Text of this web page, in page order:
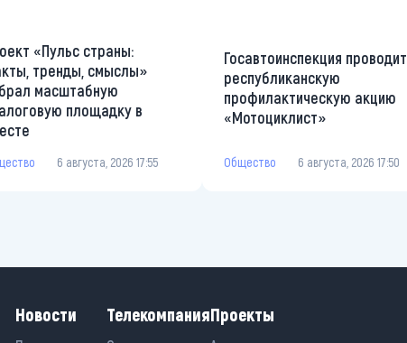
«Пульс страны:
тренды, смыслы»
масштабную
площадку в
6 августа, 2026 17:55
Госавтоинспекция проводит
республиканскую
профилактическую акцию
«Мотоциклист»
Общество 6 августа, 2026 17:50
Новости ТелекомпанияПроекты